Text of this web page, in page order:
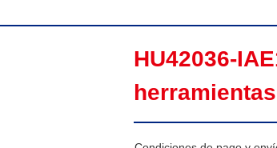
HU42036-
herramientas